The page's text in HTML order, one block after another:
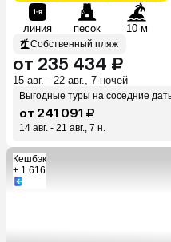
линия песок 10 м
Собственный пляж
от 235 434 ₽
15 авг. - 22 авг., 7 ночей
Выгодные туры на соседние
от 241 091 ₽
14 авг. - 21 авг., 7 н.
Кешбэк
+ 1 616